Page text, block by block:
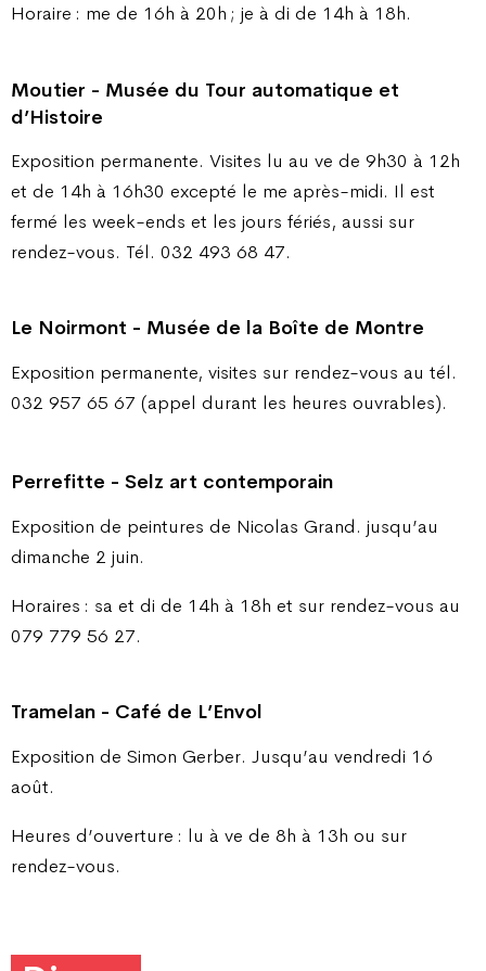
Horaire : me de 16h à 20h ; je à di de 14h à 18h.
Moutier - Musée du Tour automatique et
d’Histoire
Exposition permanente. Visites lu au ve de 9h30 à 12h
et de 14h à 16h30 excepté le me après-midi. Il est
fermé les week-ends et les jours fériés, aussi sur
rendez-vous. Tél. 032 493 68 47.
Le Noirmont - Musée de la Boîte de Montre
Exposition permanente, visites sur rendez-vous au tél.
032 957 65 67 (appel durant les heures ouvrables).
Perrefitte - Selz art contemporain
Exposition de peintures de Nicolas Grand. jusqu’au
dimanche 2 juin.
Horaires : sa et di de 14h à 18h et sur rendez-vous au
079 779 56 27.
Tramelan - Café de L’Envol
Exposition de Simon Gerber. Jusqu’au vendredi 16
août.
Heures d’ouverture : lu à ve de 8h à 13h ou sur
rendez-vous.